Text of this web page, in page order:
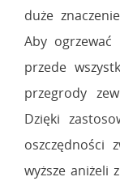
duże
Aby
przede
przegrody
Dzięki
oszczędności
wyższe aniżeli